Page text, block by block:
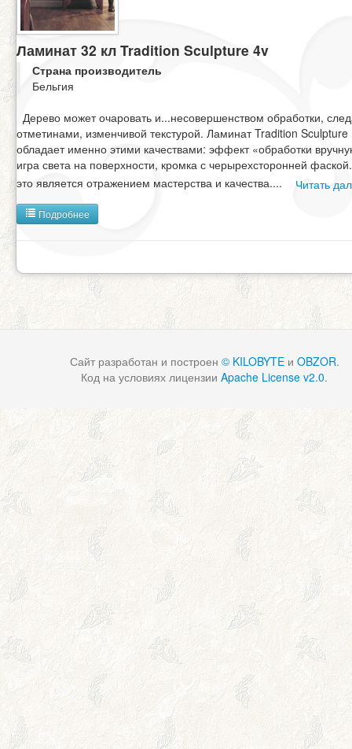
Ламинат 32 кл Tradition Sculpture 4v
Страна производитель
Бельгия
Дерево может очаровать и...несовершенством обработки,
отметинами, изменчивой текстурой. Ламинат Tradition Sculpture
обладает именно этими качествами: эффект «обработки
игра света на поверхности, кромка с черырехсторонней
это является отражением мастерства и качества.... Читать
Подробнее
Сайт разработан и построен © KILOBYTEи OBZOR.
Код на условиях лицензии Apache License v2.0.